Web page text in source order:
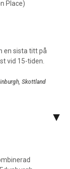
Place)
en sista titt på
vid 15-tiden.